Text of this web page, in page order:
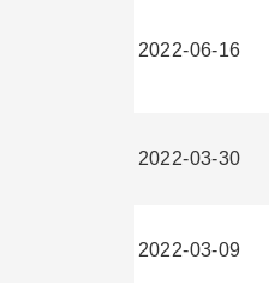
2022-06-16
2022-03-30
2022-03-09